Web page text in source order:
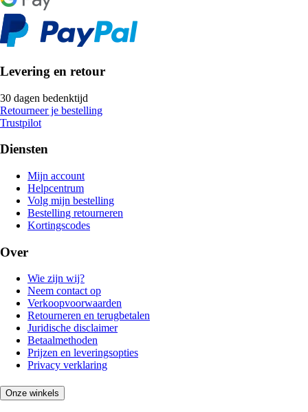
Levering en retour
30 dagen bedenktijd
Retourneer je bestelling
Trustpilot
Diensten
Mijn account
Helpcentrum
Volg mijn bestelling
Bestelling retourneren
Kortingscodes
Over
Wie zijn wij?
Neem contact op
Verkoopvoorwaarden
Retourneren en terugbetalen
Juridische disclaimer
Betaalmethoden
Prijzen en leveringsopties
Privacy verklaring
Onze winkels